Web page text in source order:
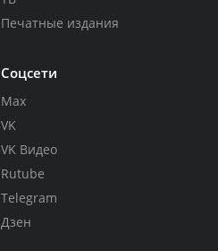
Печатные издания
Соцсети
Max
VK
VK Видео
Rutube
Telegram
Дзен